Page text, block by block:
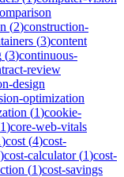
(2)construction-
(3)content
(3)continuous-
review
design
optimization
(1)cookie-
1)core-web-vitals
)cost (4)cost-
)cost-calculator(1)cost-
(1)cost-savings